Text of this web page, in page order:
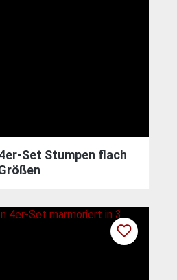
Set Stumpen flach